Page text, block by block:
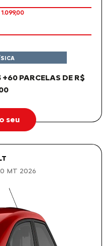
1.099,00
PARCELAS DE R$
seu
MT 2026